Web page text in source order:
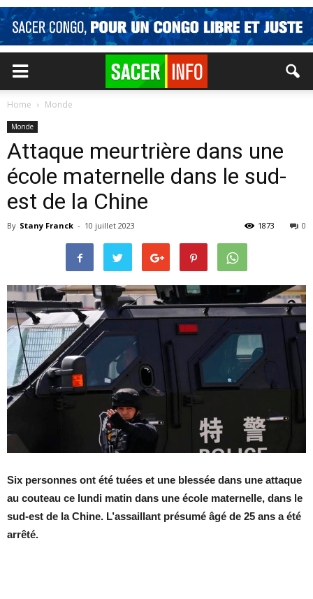
Home Monde
Monde
Attaque meurtrière dans une
école maternelle dans le sud-
est de la Chine
By Stany Franck - 10 juillet 2023 0
1873
Six personnes ont été tuées et une blessée dans une attaque
au couteau ce lundi matin dans une école maternelle, dans le
sud-est de la Chine. L’assaillant présumé âgé de 25 ans a été
arrêté.